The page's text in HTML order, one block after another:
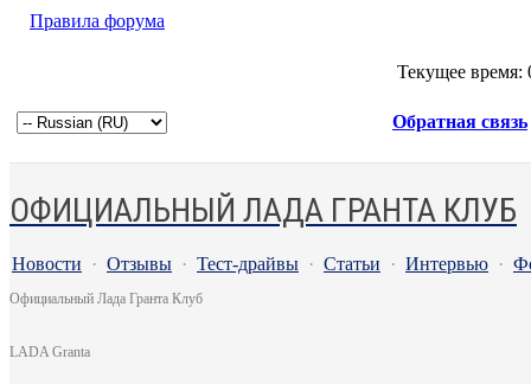
Правила форума
Текущее время:
Обратная связь
ОФИЦИАЛЬНЫЙ ЛАДА ГРАНТА КЛУБ
Новости · Отзывы · Тест-драйвы · Статьи · Интервью ·
Официальный Лада Гранта Клуб
LADA Granta